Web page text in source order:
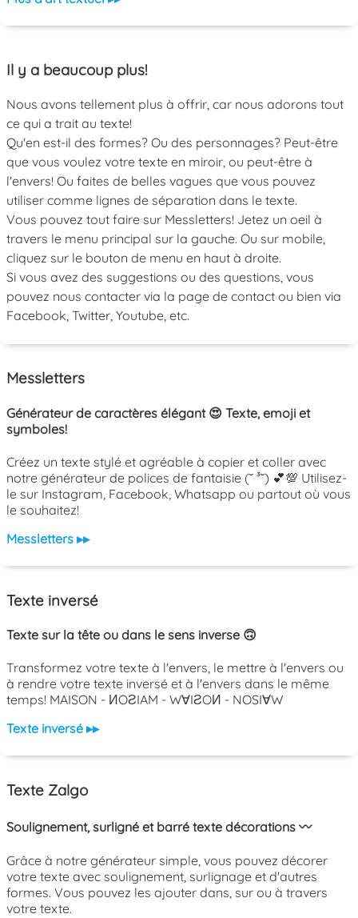
Il y a beaucoup plus!
Nous avons tellement plus à offrir, car nous adorons tout
ce qui a trait au texte!
Qu'en est-il des formes? Ou des personnages? Peut-être
que vous voulez votre texte en miroir, ou peut-être à
l'envers! Ou faites de belles vagues que vous pouvez
utiliser comme lignes de séparation dans le texte.
Vous pouvez tout faire sur Messletters! Jetez un oeil à
travers le menu principal sur la gauche. Ou sur mobile,
cliquez sur le bouton de menu en haut à droite.
Si vous avez des suggestions ou des questions, vous
pouvez nous contacter via la page de contact ou bien via
Facebook, Twitter, Youtube, etc.
Messletters
Générateur de caractères élégant 😍 Texte, emoji et
symboles!
Créez un texte stylé et agréable à copier et coller avec
notre générateur de polices de fantaisie (˘ ³˘) 💕💯 Utilisez-
le sur Instagram, Facebook, Whatsapp ou partout où vous
le souhaitez!
Messletters ▸▸
Texte inversé
Texte sur la tête ou dans le sens inverse 🙃
Transformez votre texte à l'envers, le mettre à l'envers ou
à rendre votre texte inversé et à l'envers dans le même
temps! MAISON - ИOƧIAM - W∀IƧOИ - NOSI∀W
Texte inversé ▸▸
Texte Zalgo
Soulignement, surligné et barré texte décorations 〰️
Grâce à notre générateur simple, vous pouvez décorer
votre texte avec soulignement, surlignage et d'autres
formes. Vous pouvez les ajouter dans, sur ou à travers
votre texte.